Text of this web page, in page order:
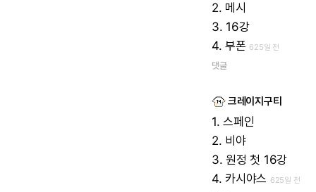
2. 메시
3. 16강
4.부폰 625일 전
댓글
크레이지구티
1. 스페인
2. 비야
3.원정 첫 16강
4. 카시야스 625일 전